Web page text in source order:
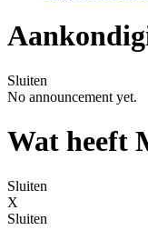
Sluiten
No announcement yet.
Wat heeft
Sluiten
X
Sluiten